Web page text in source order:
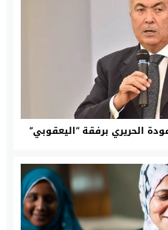
الحريري برفقة “اليعقوبي”